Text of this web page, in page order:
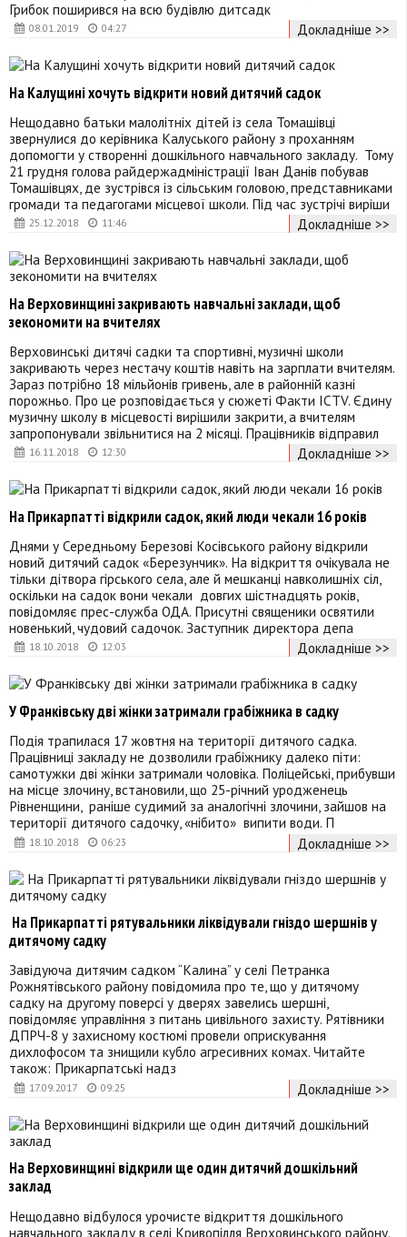
08.01.2019 04:27
Грибок поширився на всю будівлю дитсадк
Докладніше >>
25.12.2018 11:46
На Калущині хочуть відкрити новий дитячий садок
Нещодавно батьки малолітніх дітей із села Томашівці
звернулися до керівника Калуського району з проханням
допомогти у створенні дошкільного навчального закладу. Тому
21 грудня голова райдержадміністрації Іван Данів побував
Томашівцях, де зустрівся із сільським головою, представниками
громади та педагогами місцевої школи. Під час зустрічі виріши
Докладніше >>
16.11.2018 12:30
На Верховинщині закривають навчальні заклади, щоб
зекономити на вчителях
Верховинські дитячі садки та спортивні, музичні школи
закривають через нестачу коштів навіть на зарплати вчителям.
Зараз потрібно 18 мільйонів гривень, але в районній казні
порожньо. Про це розповідається у сюжеті Факти ICTV. Єдину
музичну школу в місцевості вирішили закрити, а вчителям
запропонували звільнитися на 2 місяці. Працівників відправил
Докладніше >>
18.10.2018 12:03
На Прикарпатті відкрили садок, який люди чекали 16 років
Днями у Середньому Березові Косівського району відкрили
новий дитячий садок «Березунчик». На відкриття очікувала не
тільки дітвора гірського села, але й мешканці навколишніх сіл,
оскільки на садок вони чекали довгих шістнадцять років,
повідомляє прес-служба ОДА. Присутні священики освятили
новенький, чудовий садочок. Заступник директора депа
Докладніше >>
18.10.2018 06:23
У Франківську дві жінки затримали грабіжника в садку
Подія трапилася 17 жовтня на території дитячого садка.
Працівниці закладу не дозволили грабіжнику далеко піти:
самотужки дві жінки затримали чоловіка. Поліцейські, прибувши
на місце злочину, встановили, що 25-річний уродженець
Рівненщини, раніше судимий за аналогічні злочини, зайшов на
території дитячого садочку, «нібито» випити води. П
Докладніше >>
17.09.2017 09:25
На Прикарпатті рятувальники ліквідували гніздо шершнів у
дитячому садку
Завідуюча дитячим садком “Калина” у селі Петранка
Рожнятівського району повідомила про те, що у дитячому
садку на другому поверсі у дверях завелись шершні,
повідомляє управління з питань цивільного захисту. Рятівники
ДПРЧ-8 у захисному костюмі провели оприскування
дихлофосом та знищили кубло агресивних комах. Читайте
також: Прикарпатські надз
Докладніше >>
На Верховинщині відкрили ще один дитячий дошкільний
заклад
Нещодавно відбулося урочисте відкриття дошкільного
навчального закладу в селі Кривопілля Верховинського району.